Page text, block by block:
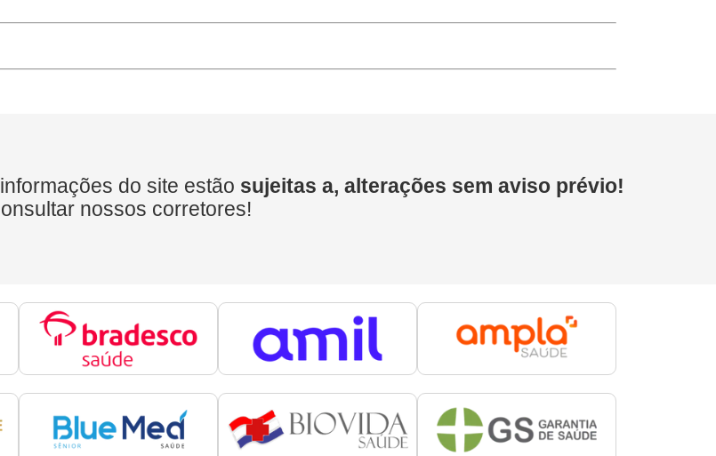
do site estão sujeitas a, alterações sem aviso prévio!
nossos corretores!